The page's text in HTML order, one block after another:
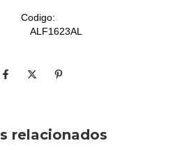
Codigo:
ALF1623AL
relacionados